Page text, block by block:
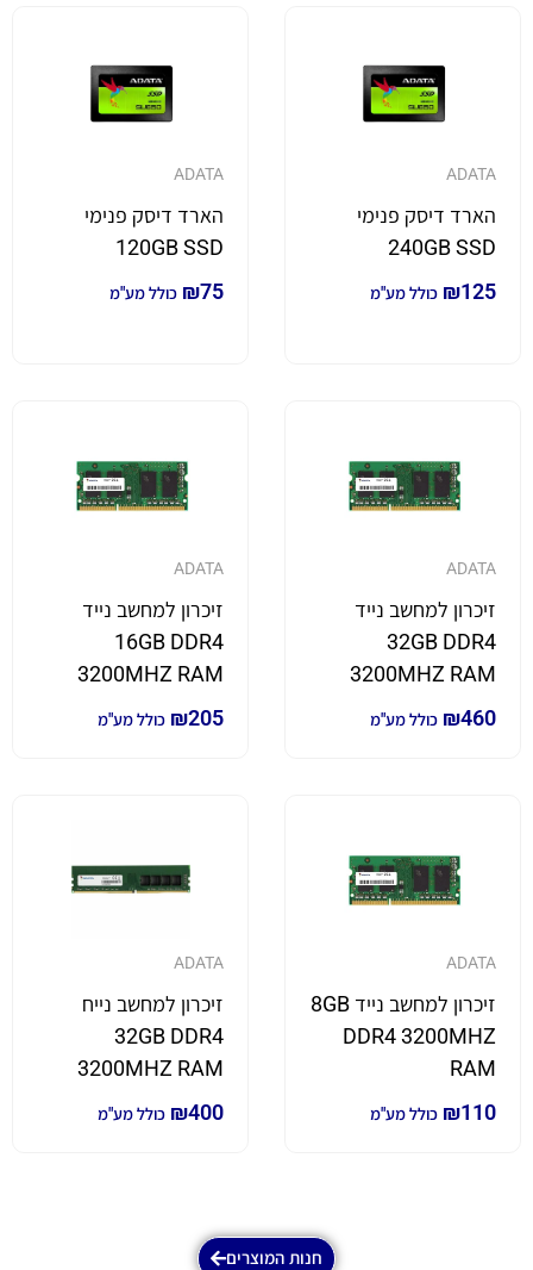
ADATA
הארד דיסק פנימי
240GB SSD
₪125 כולל מע"מ
ADATA
הארד דיסק פנימי
120GB SSD
₪75 כולל מע"מ
ADATA
זיכרון למחשב נייד
32GB DDR4
3200MHZ RAM
₪460 כולל מע"מ
ADATA
זיכרון למחשב נייד
16GB DDR4
3200MHZ RAM
₪205 כולל מע"מ
ADATA
זיכרון למחשב נייד 8GB
DDR4 3200MHZ
RAM
₪110 כולל מע"מ
ADATA
זיכרון למחשב נייח
32GB DDR4
3200MHZ RAM
₪400 כולל מע"מ
חנות המוצרים